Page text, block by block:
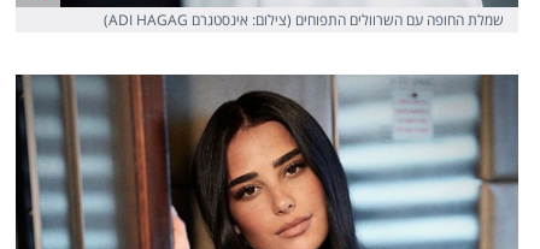
שמלת החופה עם השרוולים התפוחים (צילום: אינסטגרם ADI HAGAG)